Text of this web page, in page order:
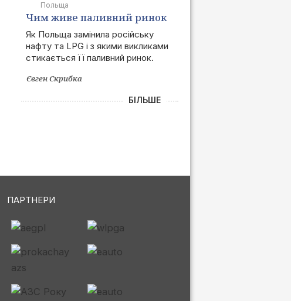
Польща
Чим живе паливний ринок
Польщі після позбавлення
залежності від РФ
Як Польща замінила російську
нафту та LPG і з якими викликами
стикається її паливний ринок.
Євген Скрибка
БІЛЬШЕ
ПАРТНЕРИ